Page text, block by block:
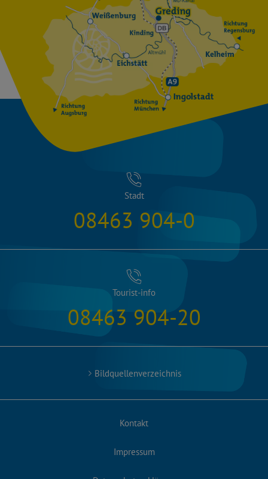
Stadt
08463 904-0
Tourist-info
08463 904-20
Bildquellenverzeichnis
Kontakt
Impressum